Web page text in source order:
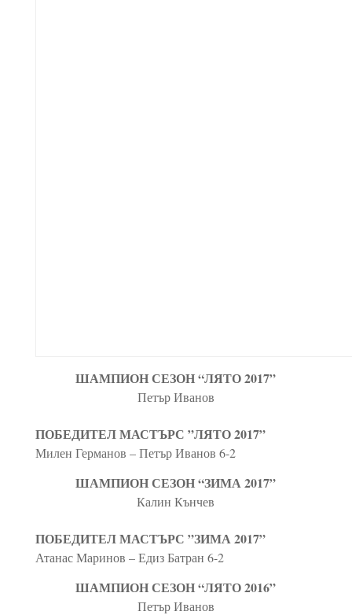
ШАМПИОН СЕЗОН “ЛЯТО 2017”
Петър Иванов
ПОБЕДИТЕЛ МАСТЪРС ”ЛЯТО 2017”
Милен Германов – Петър Иванов 6-2
ШАМПИОН СЕЗОН “ЗИМА 2017”
Калин Кънчев
ПОБЕДИТЕЛ МАСТЪРС ”ЗИМА 2017”
Атанас Маринов – Едиз Батран 6-2
ШАМПИОН СЕЗОН “ЛЯТО 2016”
Петър Иванов